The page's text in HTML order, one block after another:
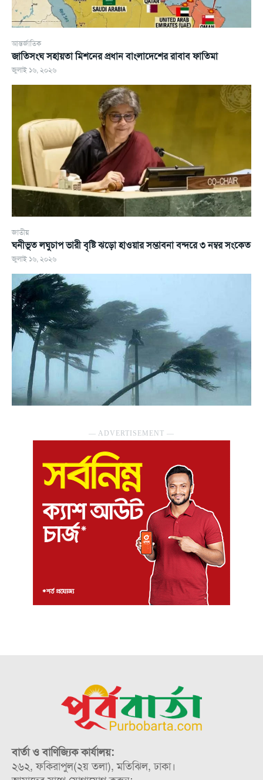
আন্তর্জাতিক
জাতিসংঘ সহায়তা মিশনের প্রধান বাংলাদেশের রাবাব ফাতিমা
জুলাই ১৬, ২০২৬
জাতীয়
ঘনীভূত লঘুচাপ ভারী বৃষ্টি ঝড়ো হাওয়ার সম্ভাবনা বন্দরে ৩ নম্বর সংকেত
জুলাই ১৬, ২০২৬
― ADVERTISEMENT ―
বার্তা ও বাণিজ্যিক কার্যালয়:
২৬২, ফকিরাপুল(২য় তলা), মতিঝিল, ঢাকা।